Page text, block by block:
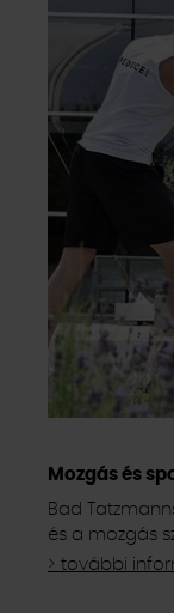
Mozgás és
Bad
és a mozgás
> további